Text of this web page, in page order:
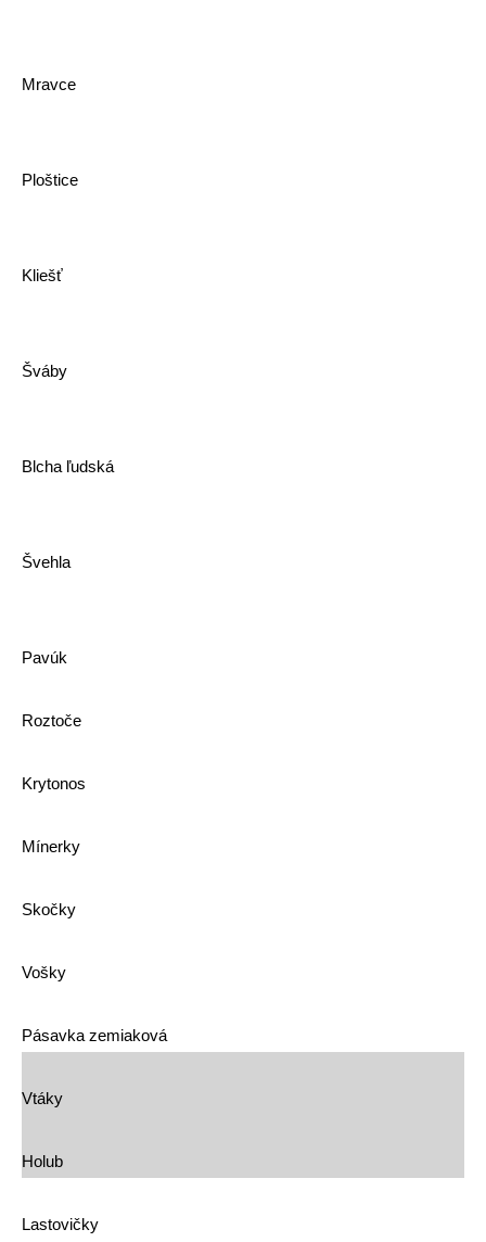
Mravce
Ploštice
Kliešť
Šváby
Blcha ľudská
Švehla
Pavúk
Roztoče
Krytonos
Mínerky
Skočky
Vošky
Pásavka zemiaková
Vtáky
Holub
Lastovičky